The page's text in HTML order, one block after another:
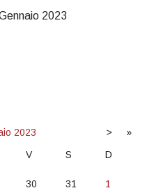
2023
2023 >
»
V S D
30 31 1